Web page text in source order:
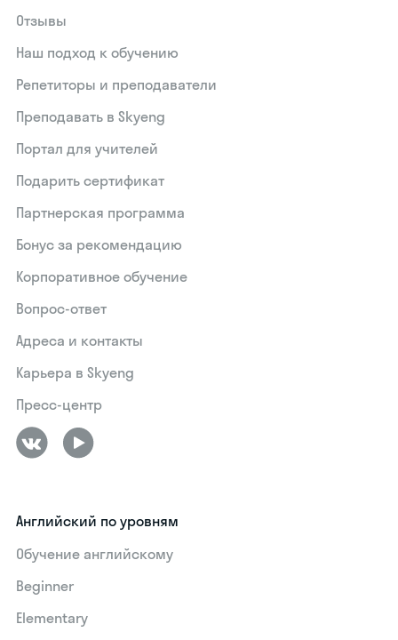
Отзывы
Наш подход к обучению
Репетиторы и преподаватели
Преподавать в Skyeng
Портал для учителей
Подарить сертификат
Партнерская программа
Бонус за рекомендацию
Корпоративное обучение
Вопрос-ответ
Адреса и контакты
Карьера в Skyeng
Пресс-центр
Английский по уровням
Обучение английскому
Beginner
Elementary